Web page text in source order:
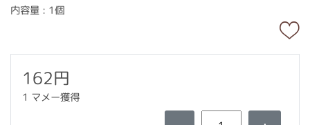
内容量 : 1個
162円
1 マメー獲得